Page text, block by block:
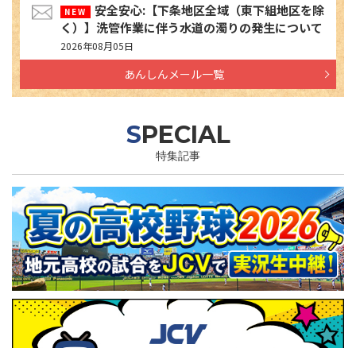
安全安心:【下条地区全域（東下組地区を除
く）】洗管作業に伴う水道の濁りの発生について
2026年08月05日
あんしんメール一覧
SPECIAL
特集記事